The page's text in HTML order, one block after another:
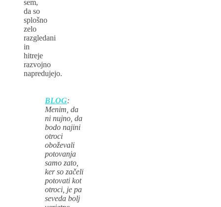
sem,
da so
splošno
zelo
razgledani
in
hitreje
razvojno
napredujejo.
BLOG:
Menim, da
ni nujno, da
bodo najini
otroci
oboževali
potovanja
samo zato,
ker so začeli
potovati kot
otroci, je pa
seveda bolj